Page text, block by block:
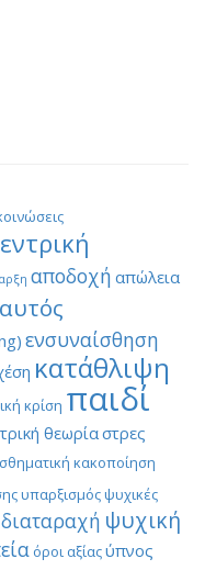
αποδοχή απώλεια
ενσυναίσθηση
κατάθλιψη
κρίση παιδί
θεωρίαστρες
κακοποίηση
υπαρξισμόςψυχικές
ψυχική
όροι αξίαςύπνος